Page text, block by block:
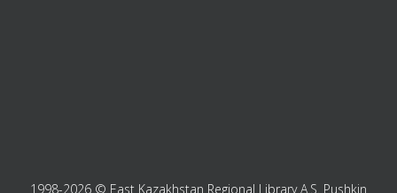
1998-2026 © East Kazakhstan Regional Library A.S. Pushkin